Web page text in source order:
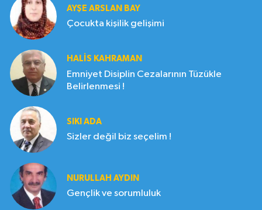
AYŞE ARSLAN BAY
Çocukta kişilik gelişimi
HALIS KAHRAMAN
Emniyet Disiplin Cezalarının Tüzükle
Belirlenmesi !
SIKI ADA
Sizler değil biz seçelim !
NURULLAH AYDIN
Gençlik ve sorumluluk